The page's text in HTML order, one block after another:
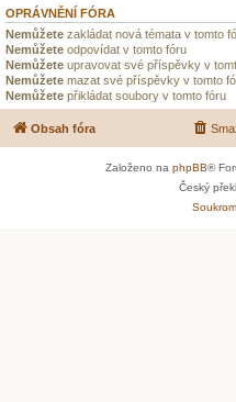
OPRÁVNĚNÍ FÓRA
Nemůžete zakládat nová témata v tomto
Nemůžete odpovídat v tomto fóru
Nemůžete upravovat své příspěvky v
Nemůžete mazat své příspěvky v tomto
Nemůžete přikládat soubory v tomto fóru
Obsah fóra
Založeno na phpBB®
Český